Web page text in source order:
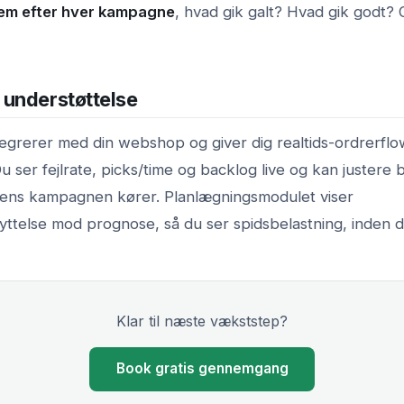
efter hver kampagne, hvad gik galt? Hvad gik godt?
understøttelse
med din webshop og giver dig realtids-
ser fejlrate, picks/time og backlog live og kan justere
kampagnen kører. Planlægningsmodulet viser
mod prognose, så du ser spidsbelastning, inden
Klar til næste vækststep?
Book gratis gennemgang